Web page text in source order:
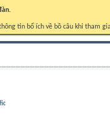
tin bổ ích về bồ câu khi tham